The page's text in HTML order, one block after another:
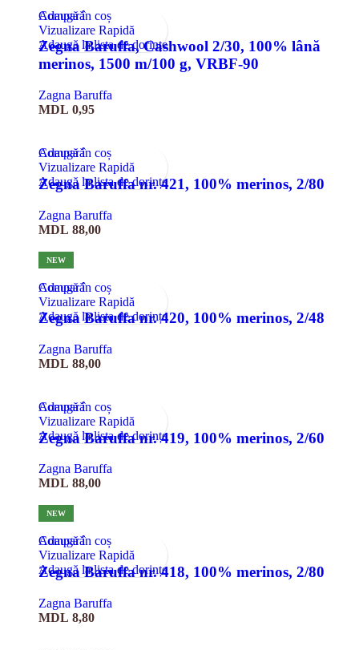
Compară
Vizualizare Rapidă
Adaugă la lista de dorințe
Adaugă în coș
Zegna Baruffa, Cashwool 2/30, 100% lână
merinos, 1500 m/100 g, VRBF-90
Zagna Baruffa
MDL 0,95
Compară
Vizualizare Rapidă
Adaugă la lista de dorințe
Adaugă în coș
Zegna Baruffa nr. 421, 100% merinos, 2/80
Zagna Baruffa
MDL 88,00
NEW
Compară
Vizualizare Rapidă
Adaugă la lista de dorințe
Adaugă în coș
Zegna Baruffa nr. 420, 100% merinos, 2/48
Zagna Baruffa
MDL 88,00
Compară
Vizualizare Rapidă
Adaugă la lista de dorințe
Adaugă în coș
Zegna Baruffa nr. 419, 100% merinos, 2/60
Zagna Baruffa
MDL 88,00
NEW
Compară
Vizualizare Rapidă
Adaugă la lista de dorințe
Adaugă în coș
Zegna Baruffa nr. 418, 100% merinos, 2/80
Zagna Baruffa
MDL 8,80